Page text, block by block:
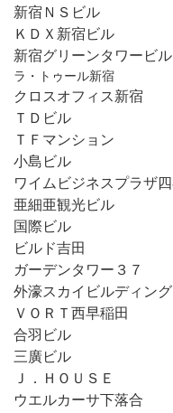
新宿ＮＳビル　　
ＫＤＸ新宿ビル　
新宿グリーンタワー
ラ・トゥール新宿　　　　
クロスオフィス新宿
ＴＤビル　　　　　
ＴＦマンション　　
小島ビル　　　　
ワイムビジネスプ
亜細亜観光ビル　
国際ビル　　　　
ガーデンタワー３７　
外濠スカイビルディ
ＶＯＲＴ西早稲田　
合羽ビル　　　　
三廣ビル　　　　
Ｊ．ＨＯＵＳＥ　
ウエルカーサ下落合　